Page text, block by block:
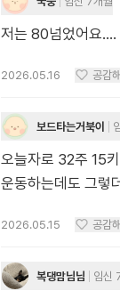
저는 80넘었어요....
2026.05.16 공감
보드타는거북이
오늘자로 32주 15
운동하는데도 그렇
2026.05.15 공감
복댕맘님님 임신